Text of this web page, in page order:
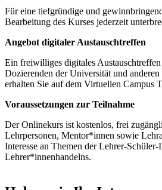
Für eine tiefgründige und
Bearbeitung des Kurses jederzeit
Angebot digitaler Austauschtreffen
Ein freiwilliges digitales
Dozierenden der Universität und
erhalten Sie auf dem Virtuellen Campus
Voraussetzungen zur Teilnahme
Der Onlinekurs ist kostenlos, frei
Lehrpersonen, Mentor*innen sowie
Interesse an Themen der Lehrer-
Lehrer*innenhandelns.